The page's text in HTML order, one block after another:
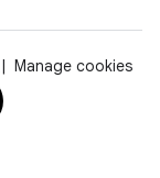
Manage cookies